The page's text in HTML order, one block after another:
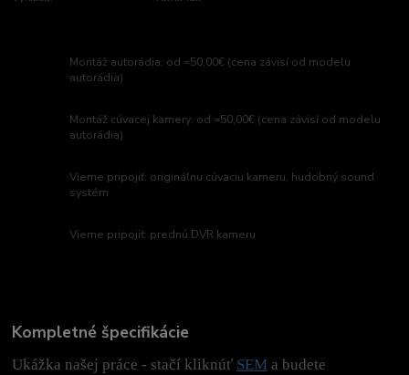
Montáž autorádia: od =50,00€ (cena závisí od modelu
autorádia)
Montáž cúvacej kamery: od =50,00€ (cena závisí od modelu
autorádia)
Vieme pripojiť: originálnu cúvaciu kameru, hudobný sound
systém
Vieme pripojiť: prednú DVR kameru
Kompletné špecifikácie
Ukážka našej práce - stačí kliknúť SEM a budete